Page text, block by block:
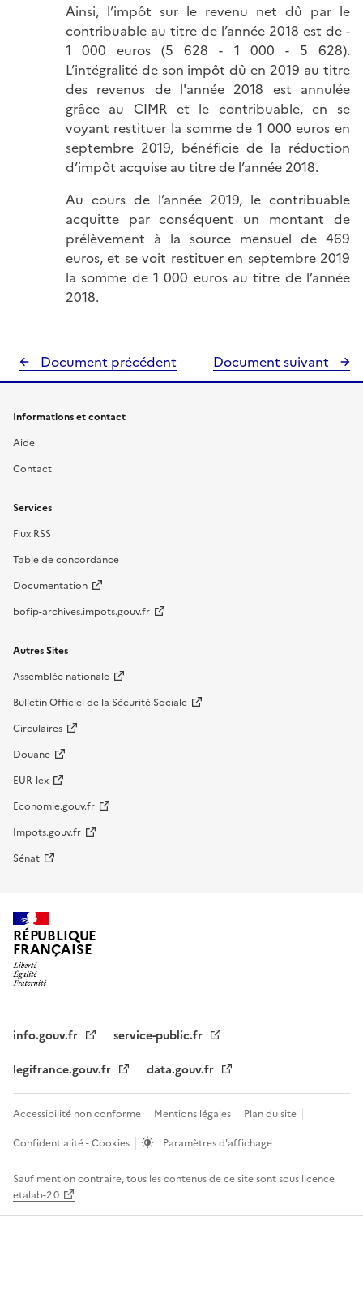
Ainsi, l’impôt sur le revenu net dû par le
contribuable au titre de l’année 2018 est de -
1 000 euros (5 628 - 1 000 - 5 628).
L’intégralité de son impôt dû en 2019 au titre
des revenus de l'année 2018 est annulée
grâce au CIMR et le contribuable, en se
voyant restituer la somme de 1 000 euros en
septembre 2019, bénéficie de la réduction
d’impôt acquise au titre de l’année 2018.
Au cours de l’année 2019, le contribuable
acquitte par conséquent un montant de
prélèvement à la source mensuel de 469
euros, et se voit restituer en septembre 2019
la somme de 1 000 euros au titre de l’année
2018.
Document précédent Document suivant
Informations et contact
Aide
Contact
Services
Flux RSS
Table de concordance
Documentation
bofip-archives.impots.gouv.fr
Autres Sites
Assemblée nationale
Bulletin Officiel de la Sécurité Sociale
Circulaires
Douane
EUR-lex
Economie.gouv.fr
Impots.gouv.fr
Sénat
RÉPUBLIQUE
FRANÇAISE
info.gouv.fr
service-public.fr
legifrance.gouv.fr
data.gouv.fr
Accessibilité non conforme Mentions légales
Plan du site
Confidentialité - Cookies
Paramètres d'affichage
Sauf mention contraire, tous les contenus de ce site sont sous licence
etalab-2.0